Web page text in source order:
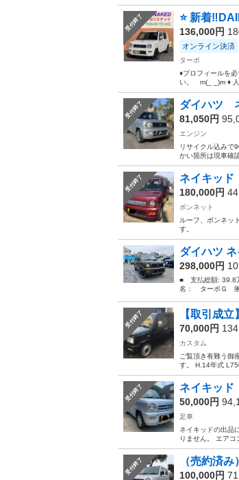
受付終了 ⭐️ 新着
136,000円
オンライン決済
ターボ
♦️プロフィールを
い。 m(_ _)m ♦️ 人
受付終了 ダイハツ
81,050円
エンジン
リサイクル込みで
かい箇所は現車確
受付終了 ネイキッ
180,000円
ボンネット
ルーフ、ボンネッ
す。
ダイハツ
298,000円
■ 支払総額: 39.8
名： ターボＧ 衝
受付終了 【取引成
70,000円
カスタム
ご覧頂き有難う御
す。 H.14年式
受付終了 ネイキッ
50,000円
足車
ネイキッドの出品
りません。 エア
受付終了 （売約済
100,000円